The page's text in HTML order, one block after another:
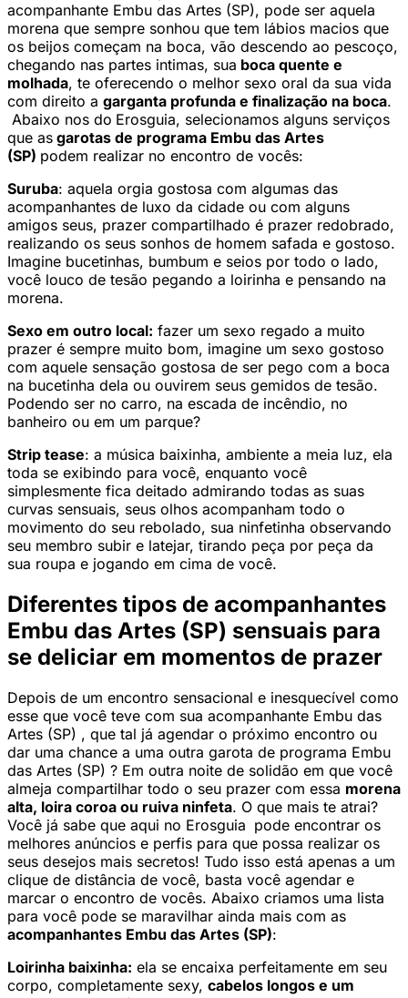
acompanhante Embu das Artes (SP), pode ser aquela
morena que sempre sonhou que tem lábios macios que
os beijos começam na boca, vão descendo ao pescoço,
chegando nas partes intimas, sua boca quente e
molhada, te oferecendo o melhor sexo oral da sua vida
com direito a garganta profunda e finalização na boca.
Abaixo nos do Erosguia, selecionamos alguns serviços
que as garotas de programa Embu das Artes
(SP) podem realizar no encontro de vocês:
Suruba: aquela orgia gostosa com algumas das
acompanhantes de luxo da cidade ou com alguns
amigos seus, prazer compartilhado é prazer redobrado,
realizando os seus sonhos de homem safada e gostoso.
Imagine bucetinhas, bumbum e seios por todo o lado,
você louco de tesão pegando a loirinha e pensando na
morena.
Sexo em outro local: fazer um sexo regado a muito
prazer é sempre muito bom, imagine um sexo gostoso
com aquele sensação gostosa de ser pego com a boca
na bucetinha dela ou ouvirem seus gemidos de tesão.
Podendo ser no carro, na escada de incêndio, no
banheiro ou em um parque?
Strip tease: a música baixinha, ambiente a meia luz, ela
toda se exibindo para você, enquanto você
simplesmente fica deitado admirando todas as suas
curvas sensuais, seus olhos acompanham todo o
movimento do seu rebolado, sua ninfetinha observando
seu membro subir e latejar, tirando peça por peça da
sua roupa e jogando em cima de você.
Diferentes tipos de acompanhantes
Embu das Artes (SP) sensuais para
se deliciar em momentos de prazer
Depois de um encontro sensacional e inesquecível como
esse que você teve com sua acompanhante Embu das
Artes (SP) , que tal já agendar o próximo encontro ou
dar uma chance a uma outra garota de programa Embu
das Artes (SP) ? Em outra noite de solidão em que você
almeja compartilhar todo o seu prazer com essa morena
alta, loira coroa ou ruiva ninfeta. O que mais te atrai?
Você já sabe que aqui no Erosguia pode encontrar os
melhores anúncios e perfis para que possa realizar os
seus desejos mais secretos! Tudo isso está apenas a um
clique de distância de você, basta você agendar e
marcar o encontro de vocês. Abaixo criamos uma lista
para você pode se maravilhar ainda mais com as
acompanhantes Embu das Artes (SP):
Loirinha baixinha: ela se encaixa perfeitamente em seu
corpo, completamente sexy, cabelos longos e um